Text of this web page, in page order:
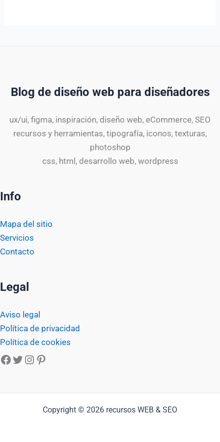
Blog de diseño web para diseñadores
ux/ui, figma, inspiración, diseño web, eCommerce, SEO
recursos y herramientas, tipografía, iconos, texturas,
photoshop
css, html, desarrollo web, wordpress
Info
Mapa del sitio
Servicios
Contacto
Legal
Aviso legal
Política de privacidad
Política de cookies
Facebook
Twitter
Instagram
Pinterest
Copyright © 2026 recursos WEB & SEO